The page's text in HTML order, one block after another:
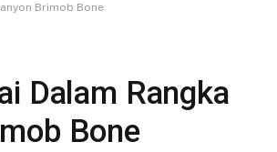
Brimob Bone
Dalam Rangka
Bone